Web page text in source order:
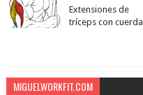
Extensiones de
tríceps con cuerda
MIGUELWORKFIT.COM